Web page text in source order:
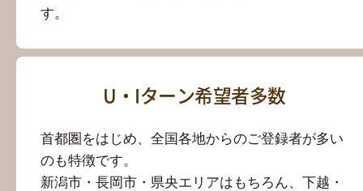
す。
U・Iターン希望者多数
首都圏をはじめ、全国各地からのご登録者が多い
のも特徴です。
新潟市・長岡市・県央エリアはもちろん、下越・